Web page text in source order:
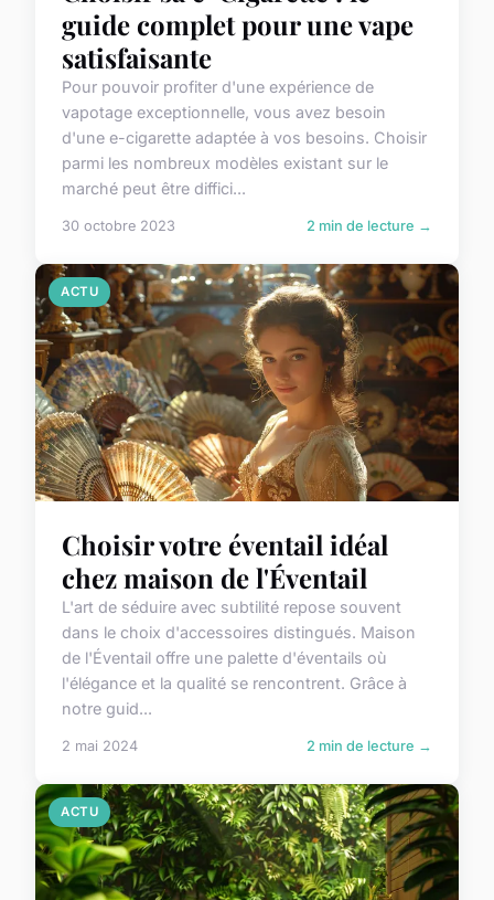
guide complet pour une vape
satisfaisante
Pour pouvoir profiter d'une expérience de
vapotage exceptionnelle, vous avez besoin
d'une e-cigarette adaptée à vos besoins. Choisir
parmi les nombreux modèles existant sur le
marché peut être diffici...
30 octobre 2023 2 min de lecture →
ACTU
Choisir votre éventail idéal
chez maison de l'Éventail
L'art de séduire avec subtilité repose souvent
dans le choix d'accessoires distingués. Maison
de l'Éventail offre une palette d'éventails où
l'élégance et la qualité se rencontrent. Grâce à
notre guid...
2 mai 2024 2 min de lecture →
ACTU